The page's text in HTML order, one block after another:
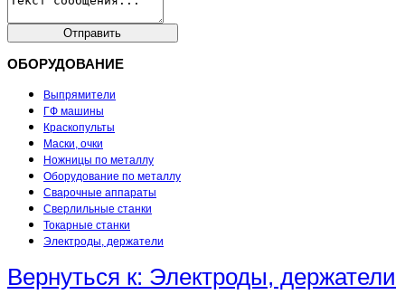
ОБОРУДОВАНИЕ
Выпрямители
ГФ машины
Краскопульты
Маски, очки
Ножницы по металлу
Оборудование по металлу
Сварочные аппараты
Сверлильные станки
Токарные станки
Электроды, держатели
Вернуться к: Электроды, держатели